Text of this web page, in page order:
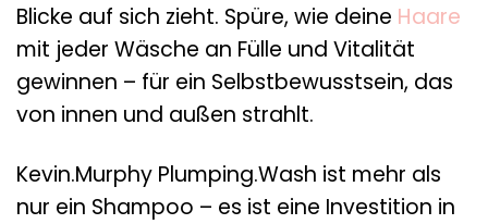
Blicke auf sich zieht. Spüre, wie deine Haare
mit jeder Wäsche an Fülle und Vitalität
gewinnen – für ein Selbstbewusstsein, das
von innen und außen strahlt.
Kevin.Murphy Plumping.Wash ist mehr als
nur ein Shampoo – es ist eine Investition in